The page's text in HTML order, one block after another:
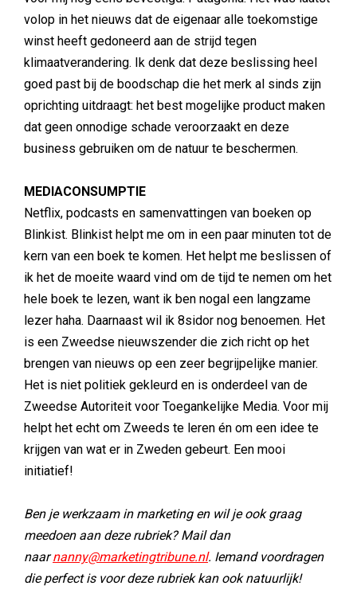
volop in het nieuws dat de eigenaar alle toekomstige
winst heeft gedoneerd aan de strijd tegen
klimaatverandering. Ik denk dat deze beslissing heel
goed past bij de boodschap die het merk al sinds zijn
oprichting uitdraagt: het best mogelijke product maken
dat geen onnodige schade veroorzaakt en deze
business gebruiken om de natuur te beschermen.
MEDIACONSUMPTIE
Netflix, podcasts en samenvattingen van boeken op
Blinkist. Blinkist helpt me om in een paar minuten tot de
kern van een boek te komen. Het helpt me beslissen of
ik het de moeite waard vind om de tijd te nemen om het
hele boek te lezen, want ik ben nogal een langzame
lezer haha. Daarnaast wil ik 8sidor nog benoemen. Het
is een Zweedse nieuwszender die zich richt op het
brengen van nieuws op een zeer begrijpelijke manier.
Het is niet politiek gekleurd en is onderdeel van de
Zweedse Autoriteit voor Toegankelijke Media. Voor mij
helpt het echt om Zweeds te leren én om een idee te
krijgen van wat er in Zweden gebeurt. Een mooi
initiatief!
Ben je werkzaam in marketing en wil je ook graag
meedoen aan deze rubriek? Mail dan
naarnanny@marketingtribune.nl. Iemand voordragen
die perfect is voor deze rubriek kan ook natuurlijk!